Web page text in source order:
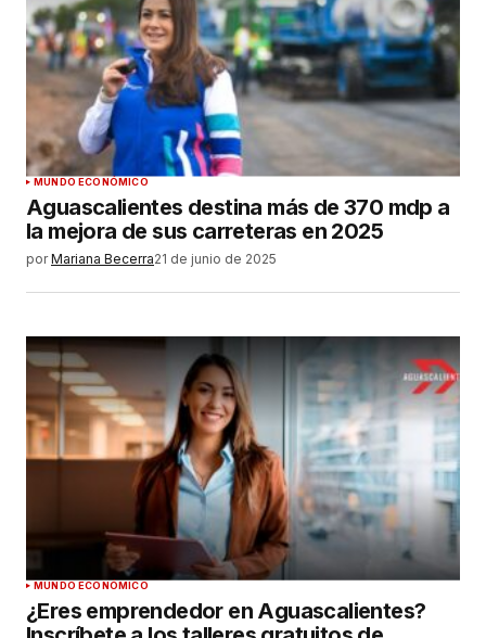
Su nombre*
Tu correo electrónico*
Guardar mi nombre, correo electrónico y sitio
web en este navegador para la próxima vez que
haga un comentario.
MUNDO ECONÓMICO
Aguascalientes destina más de 370 mdp a
la mejora de sus carreteras en 2025
por Mariana Becerra21 de junio de 2025
MUNDO ECONÓMICO
¿Eres emprendedor en Aguascalientes?